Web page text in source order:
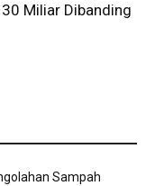
Miliar Dibanding
Sampah